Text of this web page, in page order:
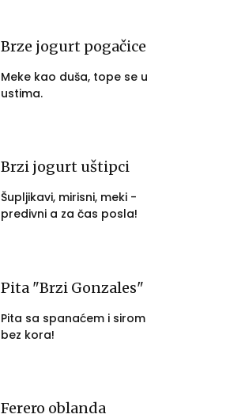
Brze jogurt pogačice
Meke kao duša, tope se u
ustima.
Brzi jogurt uštipci
Šupljikavi, mirisni, meki -
predivni a za čas posla!
Pita "Brzi Gonzales"
Pita sa spanaćem i sirom
bez kora!
Ferero oblanda